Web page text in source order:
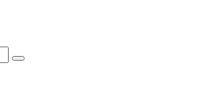
Suchen